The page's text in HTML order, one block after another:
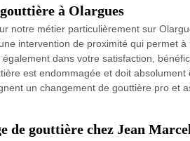
à Olargues
notre métier particulièrement sur
intervention de proximité qui permet
dans votre satisfaction,
est endommagée et doit
un changement de gouttière pro et
de gouttière chez Jean